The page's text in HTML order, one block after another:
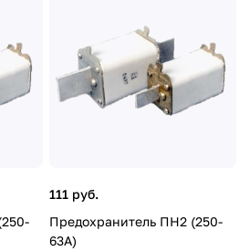
111 руб.
Предохранитель ПН2 (250-
63А)